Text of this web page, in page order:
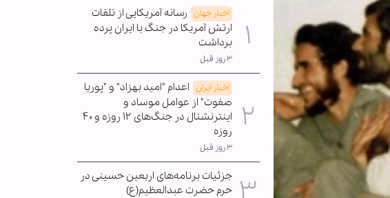
اخبار جهان رسانه آمریکایی از تلفات
ارتش آمریکا در جنگ با ایران پرده
برداشت
۳ روز قبل
اخبار ایران اعدام "امید بهزاد" و "پوریا
صفوت" از عوامل موساد و
اینترنشنال در جنگ‌های ۱۲ روزه و ۴۰
روزه
۳ روز قبل
جزئیات برنامه‌های اربعین حسینی در
حرم حضرت عبدالعظیم(ع)